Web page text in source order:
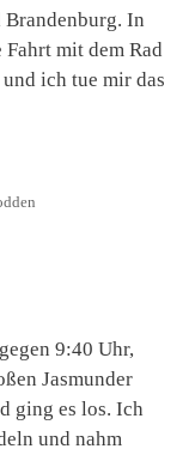
In
mit dem Rad
ich tue mir das
9:40 Uhr,
Jasmunder
ging es los. Ich
und nahm